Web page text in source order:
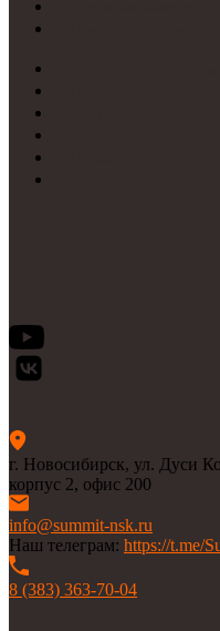
г. Новосибирск, ул. Дуси
корпус 2, офис 200
info@summit-nsk.ru
Наш телеграм: https://t.me/
8 (383) 363-70-04